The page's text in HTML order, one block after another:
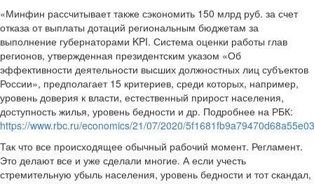
«Минфин рассчитывает также сэкономить 150 млрд руб. за счет
отказа от выплаты дотаций региональным бюджетам за
выполнение губернаторами KPI. Система оценки работы глав
регионов, утвержденная президентским указом «Об
эффективности деятельности высших должностных лиц субъектов
России», предполагает 15 критериев, среди которых, например,
уровень доверия к власти, естественный прирост населения,
доступность жилья, уровень бедности и др. Подробнее на РБК:
https://www.rbc.ru/economics/21/07/2020/
Так что все происходящее обычный рабочий момент. Регламент.
Это делают все и уже сделали многие. А если учесть
стремительную убыль населения, уровень бедности и тот скандал,